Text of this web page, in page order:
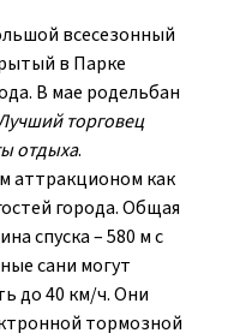
всесезонный
в Парке
В мае родельбан
торговец
отдыха.
аттракционом как
города. Общая
спуска – 580 м с
сани могут
до 40 км/ч. Они
тормозной